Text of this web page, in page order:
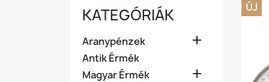
KATEGÓRIÁK
Aranypénzek 
Antik Érmék
Magyar Érmék

ÚJ